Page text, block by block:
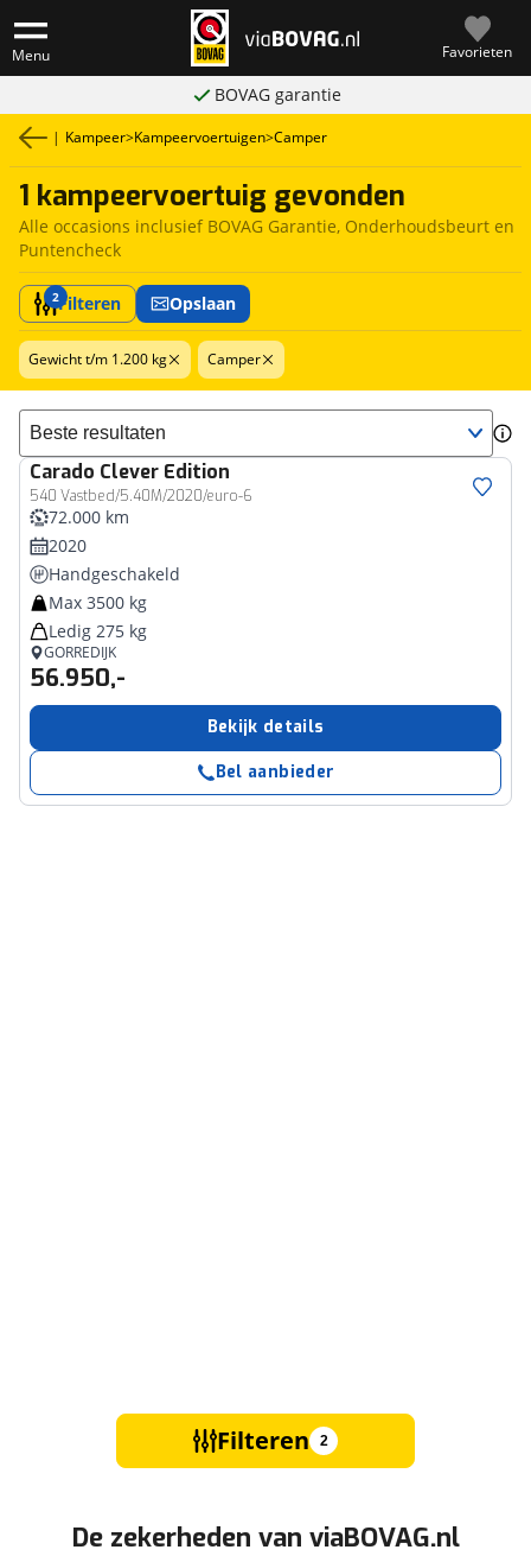
Menu Favorieten
BOVAG garantie
| Kampeer>Kampeervoertuigen>Camper
1 kampeervoertuig gevonden
Alle occasions inclusief BOVAG Garantie, Onderhoudsbeurt en
Puntencheck
2Filteren Opslaan
Gewicht t/m 1.200 kg Camper
Sorteer resultaten
Carado Clever Edition
540 Vastbed/5.40M/2020/euro-6
72.000 km
2020
Handgeschakeld
Max 3500 kg
Ledig 275 kg
GORREDIJK
56.950,-
Bekijk details
Bel aanbieder
Filteren 2
De zekerheden van viaBOVAG.nl